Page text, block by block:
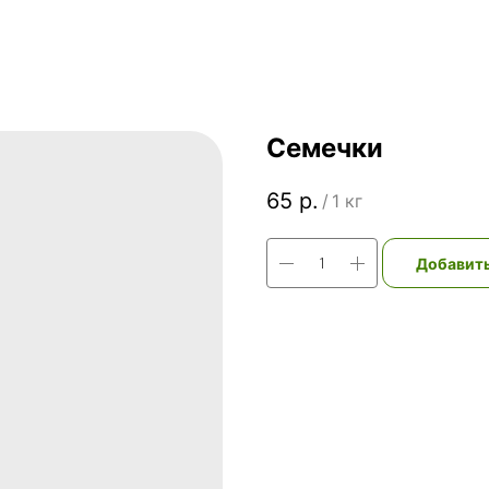
Семечки
65 р. / 1 кг